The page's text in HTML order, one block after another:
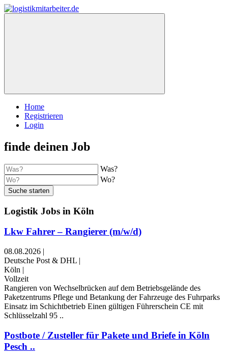
Home
Registrieren
Login
finde deinen Job
Was?
Wo?
Suche starten
Logistik Jobs in Köln
Lkw Fahrer – Rangierer (m/w/d)
08.08.2026 |
Deutsche Post & DHL |
Köln |
Vollzeit
Rangieren von Wechselbrücken auf dem Betriebsgelände des
Paketzentrums Pflege und Betankung der Fahrzeuge des Fuhrparks
Einsatz im Schichtbetrieb Einen gültigen Führerschein CE mit
Schlüsselzahl 95 ..
Postbote / Zusteller für Pakete und Briefe in Köln
Pesch ..